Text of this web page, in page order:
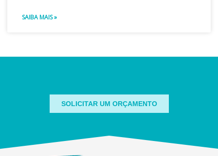
SAIBA MAIS »
SOLICITAR UM ORÇAMENTO